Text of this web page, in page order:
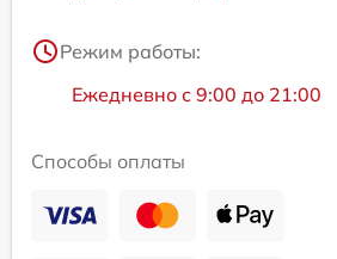
Режим работы:
Ежедневно с 9:00 до 21:00
Способы оплаты